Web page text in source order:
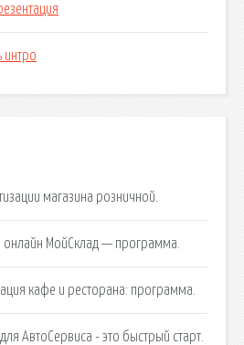
интро
магазина розничной.
онлайн МойСклад — программа.
кафе и ресторана: программа.
АвтоСервиса - это быстрый старт.